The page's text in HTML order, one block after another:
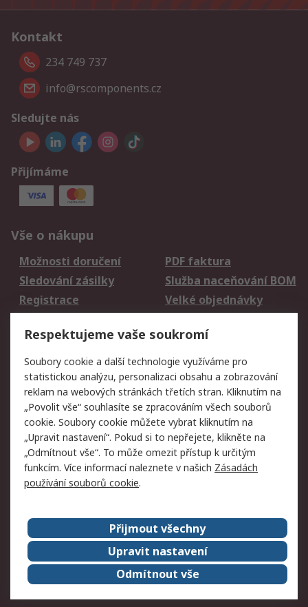
Kontakt
234 749 737
info@rscomponents.cz
Sledujte nás
Přijímáme
Vše o nákupu
Možnosti doručení
PDF faktura
Sledování zásilky
Služba naceňování BOM
Registrace
Velké objednávky
Právní
Autorská práva
Obchodní podmínky
společnosti RS
Prohlášení o ochraně
údajů
Zabezpečení
elektronické pošty
Zásady pro soubory
cookie
Zásady ochrany
osobních údajů
Kontakt
O naší společnosti
RS Group
Kariéra
Ocenění
ESG
Respektujeme vaše soukromí
Soubory cookie a další technologie využíváme pro
statistickou analýzu, personalizaci obsahu a zobrazování
reklam na webových stránkách třetích stran. Kliknutím na
„Povolit vše“ souhlasíte se zpracováním všech souborů
cookie. Soubory cookie můžete vybrat kliknutím na
„Upravit nastavení“. Pokud si to nepřejete, klikněte na
„Odmítnout vše“. To může omezit přístup k určitým
funkcím. Více informací naleznete v našich Zásadách
používání souborů cookie.
Přijmout všechny
Upravit nastavení
Odmítnout vše